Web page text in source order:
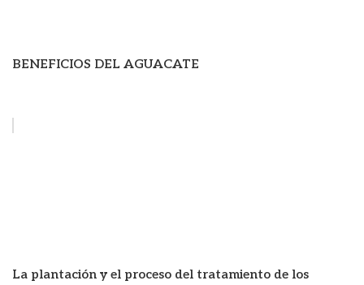
BENEFICIOS DEL AGUACATE
La plantación y el proceso del tratamiento de los